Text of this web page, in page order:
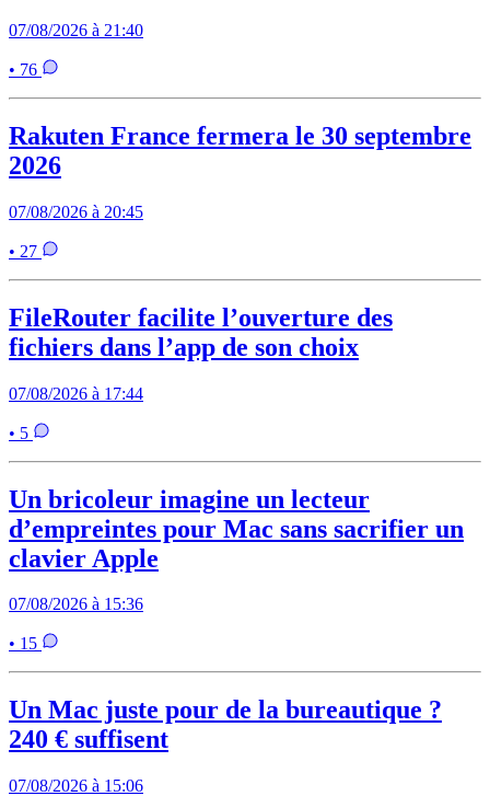
07/08/2026 à 21:40
• 76
Rakuten France fermera le 30 septembre
2026
07/08/2026 à 20:45
• 27
FileRouter facilite l’ouverture des
fichiers dans l’app de son choix
07/08/2026 à 17:44
• 5
Un bricoleur imagine un lecteur
d’empreintes pour Mac sans sacrifier un
clavier Apple
07/08/2026 à 15:36
• 15
Un Mac juste pour de la bureautique ?
240 € suffisent
07/08/2026 à 15:06